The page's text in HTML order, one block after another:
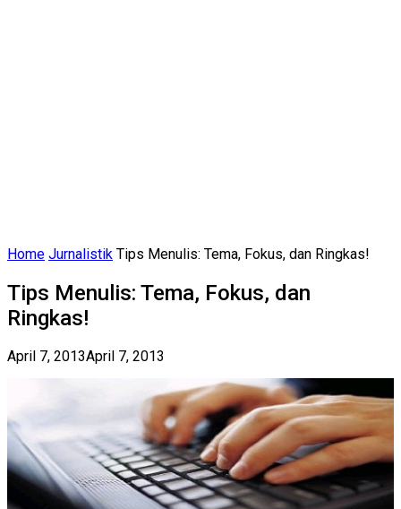
Home Jurnalistik Tips Menulis: Tema, Fokus, dan Ringkas!
Tips Menulis: Tema, Fokus, dan
Ringkas!
April 7, 2013April 7, 2013